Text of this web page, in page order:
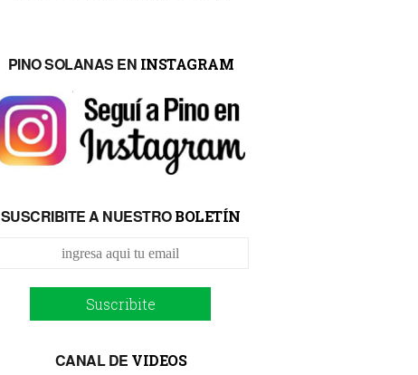
PINO SOLANAS EN INSTAGRAM
SUSCRIBITE A NUESTROBOLETÍN
Suscribite
CANAL DE VIDEOS